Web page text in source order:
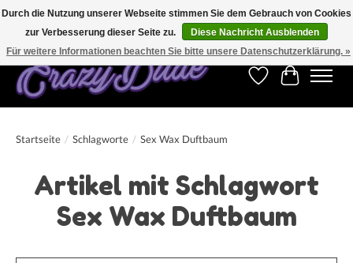
Kostenfreier Versand für Bestellungen ab 250 €. Weltweite Lieferung!
Wunschzettel
Ihr
Startseite / Schlagworte / Sex Wax Duftbaum
Artikel mit Schlagwort
Sex Wax Duftbaum
Durch die Nutzung unserer Webseite stimmen Sie dem Gebrauch von Cookies
zur Verbesserung dieser Seite zu.
Diese Nachricht Ausblenden
Für weitere Informationen beachten Sie bitte unsere Datenschutzerklärung. »